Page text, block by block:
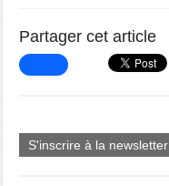
Partager cet article
S'inscrire à la newsletter